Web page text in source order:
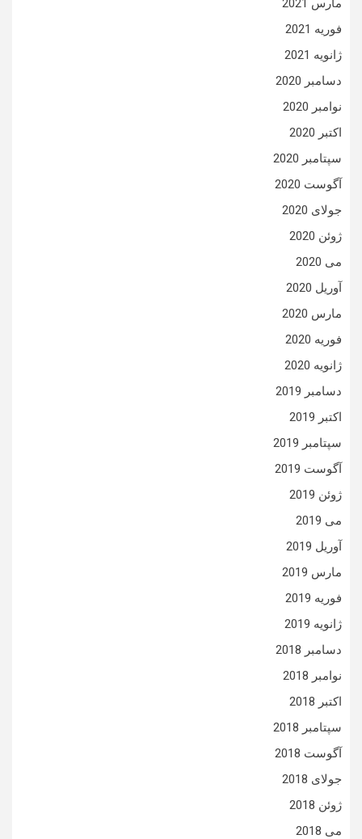
مارس 2021
فوریه 2021
ژانویه 2021
دسامبر 2020
نوامبر 2020
اکتبر 2020
سپتامبر 2020
آگوست 2020
جولای 2020
ژوئن 2020
می 2020
آوریل 2020
مارس 2020
فوریه 2020
ژانویه 2020
دسامبر 2019
اکتبر 2019
سپتامبر 2019
آگوست 2019
ژوئن 2019
می 2019
آوریل 2019
مارس 2019
فوریه 2019
ژانویه 2019
دسامبر 2018
نوامبر 2018
اکتبر 2018
سپتامبر 2018
آگوست 2018
جولای 2018
ژوئن 2018
می 2018